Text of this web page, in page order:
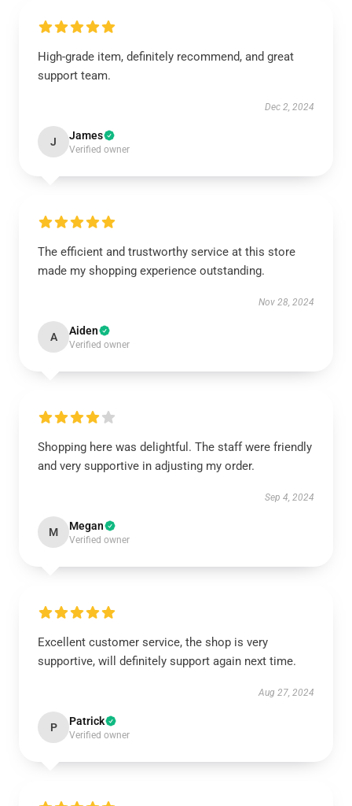
High-grade item, definitely recommend, and great
support team.
Dec 2, 2024
J James
Verified owner
The efficient and trustworthy service at this store
made my shopping experience outstanding.
Nov 28, 2024
A Aiden
Verified owner
Shopping here was delightful. The staff were friendly
and very supportive in adjusting my order.
Sep 4, 2024
M Megan
Verified owner
Excellent customer service, the shop is very
supportive, will definitely support again next time.
Aug 27, 2024
P Patrick
Verified owner